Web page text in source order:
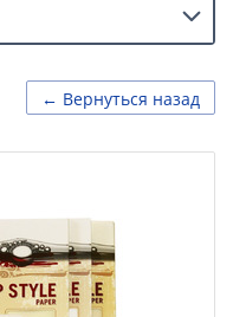
← Вернуться назад